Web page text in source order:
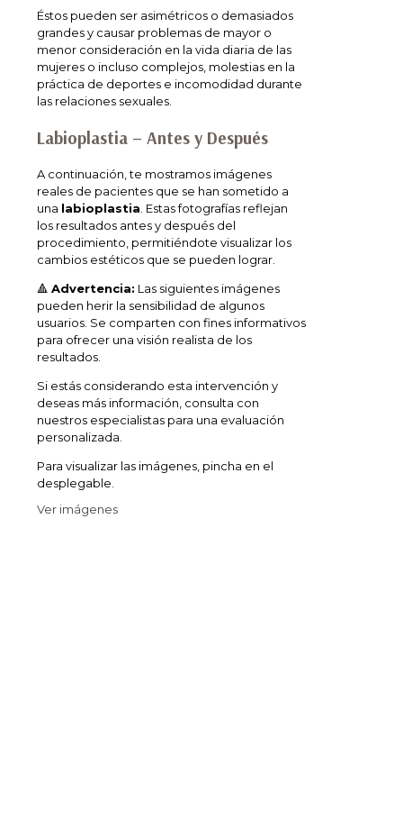
Éstos pueden ser asimétricos o demasiados
grandes y causar problemas de mayor o
menor consideración en la vida diaria de las
mujeres o incluso complejos, molestias en la
práctica de deportes e incomodidad durante
las relaciones sexuales.
Labioplastia – Antes y Después
A continuación, te mostramos imágenes
reales de pacientes que se han sometido a
una labioplastia . Estas fotografías reflejan
los resultados antes y después del
procedimiento, permitiéndote visualizar los
cambios estéticos que se pueden lograr.
🔺 Advertencia: Las siguientes imágenes
pueden herir la sensibilidad de algunos
usuarios. Se comparten con fines informativos
para ofrecer una visión realista de los
resultados.
Si estás considerando esta intervención y
deseas más información, consulta con
nuestros especialistas para una evaluación
personalizada.
Para visualizar las imágenes, pincha en el
desplegable.
Ver imágenes